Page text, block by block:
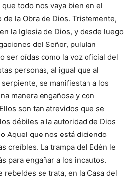
todo nos vaya bien en el
la Obra de Dios. Tristemente,
la Iglesia de Dios, y desde luego
del Señor, pululan
ser oídas como la voz oficial del
personas, al igual que al
se manifiestan a los
manera engañosa y con
son tan atrevidos que se
débiles a la autoridad de Dios
Aquel que nos está diciendo
creíbles. La trampa del Edén le
para engañar a los incautos.
rebeldes se trata, en la Casa del